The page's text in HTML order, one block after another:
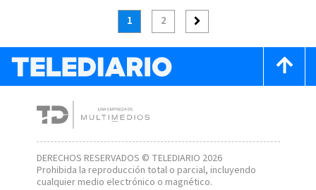
1 2
DERECHOS RESERVADOS © TELEDIARIO 2026
Prohibida la reproducción total o parcial, incluyendo
cualquier medio electrónico o magnético.